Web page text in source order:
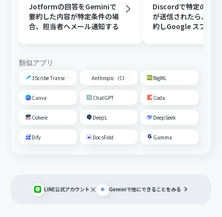
Jotformの回答をGeminiで
要約した内容が特定条件の場
合、担当者へメール通知する
Discordで特定のメ
が送信されたら、
約しGoogle スプレッ
類似アプリ
3Scribe Transcription Anthropic（Claude） BigML
Canva ChatGPT Coda
Cohere DeepL DeepSeek
Dify DocsFold Gamma
LINE公式アカウント × Geminiで他にできることをみる